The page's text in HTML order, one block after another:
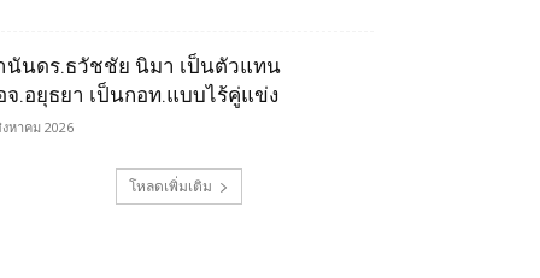
นันดร.ธวัชชัย นิมา เป็นตัวแทน
จ.อยุธยา เป็นกอท.แบบไร้คู่แข่ง
หาคม 2026
โหลดเพิ่มเติม